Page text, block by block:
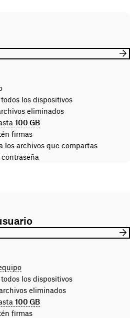
los dispositivos
eliminados
100 GB
firmas
los archivos que compartas
los dispositivos
eliminados
100 GB
firmas